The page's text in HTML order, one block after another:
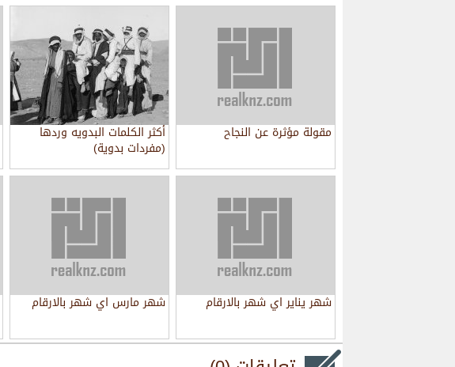
مقولة مؤثرة عن النجاح أكثر الكلمات البدويه وردها
(مفردات بدوية)
شهر يناير اي شهر بالارقام شهر مارس اي شهر بالارقام